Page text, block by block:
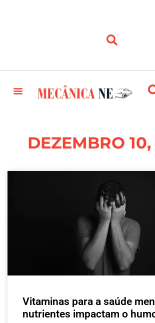
DEZEMBRO
Vitaminas para a saúde
nutrientes impactam o